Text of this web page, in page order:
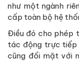
như một ngành
cấp toàn bộ hệ
Điều đó cho phép
tác động trực tiếp
cũng đối mặt với